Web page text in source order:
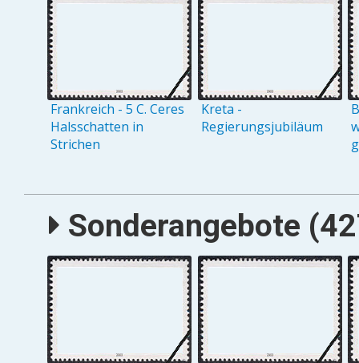
Frankreich - 5 C. Ceres
Halsschatten in
Strichen
Kreta -
Regierungsjubiläum
Sonderangebote